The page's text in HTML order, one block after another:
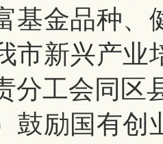
基金品种、
市新兴产业
分工会同区
鼓励国有